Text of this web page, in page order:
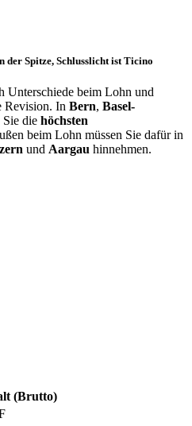
der Spitze, Schlusslicht ist Ticino
Unterschiede beim Lohn und
Revision. In Bern, Basel-
Sie die höchsten
beim Lohn müssen Sie dafür in
und Aargau hinnehmen.
(Brutto)